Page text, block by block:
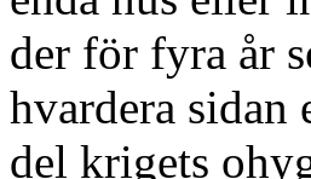
der för fyra år
hvardera sidan
del krigets